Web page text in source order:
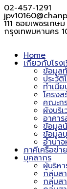
02-457-1291
111 ซอยเพชรเก
กรุงเทพมหานคร
Home
เกี่ยวกับโรง
ข้อมูล
ประวัติ
ทำเนี
โครงส
คณะก
ผังบริ
อาคา
ข้อมูล
ข้อมูล
อำนา
ภาคีเครือข่า
บุคลากร
ผู้บริห
กลุ่มส
กลุ่มส